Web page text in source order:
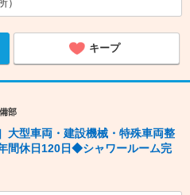
）
キープ
部
大型車両・建設機械・特殊車両整
間休日120日◆シャワールーム完